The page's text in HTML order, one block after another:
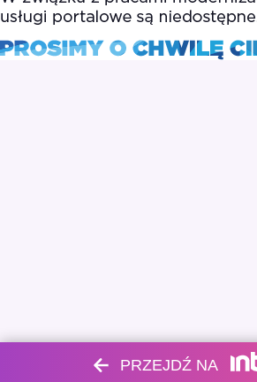
PRZEJDŹ NA